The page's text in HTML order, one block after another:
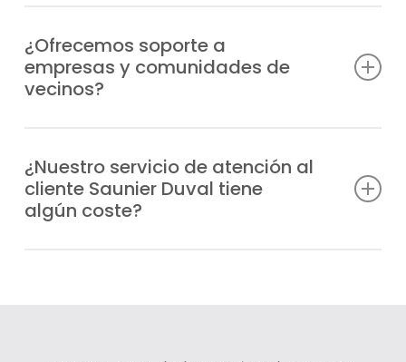
urgencias de manera prioritaria y envía un
técnico especializado a cualquier inmueble
de Quintana en el menor tiempo posible.
¿Ofrecemos soporte a
empresas y comunidades de
vecinos?
comunidades de vecinos y negocios de
Quintana que necesiten información,
asesoramiento o asistencia técnica.
¿Nuestro servicio de atención al
cliente Saunier Duval tiene
algún coste?